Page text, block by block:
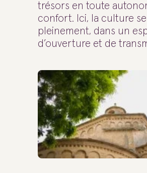
trésors en toute
confort. Ici, la culture
pleinement, dans un
d’ouverture et de